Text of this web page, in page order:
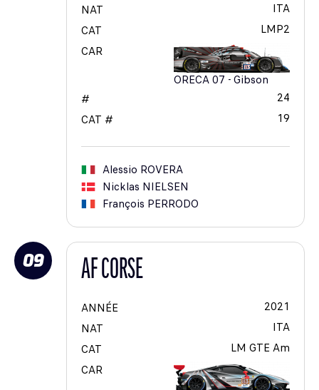
NAT
ITA
CAT
LMP2
CAR
ORECA 07 - Gibson
#
24
CAT #
19
Alessio ROVERA
Nicklas NIELSEN
François PERRODO
09 AF CORSE
ANNÉE
2021
NAT
ITA
CAT
LM GTE Am
CAR